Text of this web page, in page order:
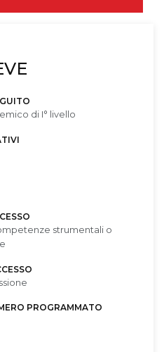
di I° livello
strumentali o
PROGRAMMATO